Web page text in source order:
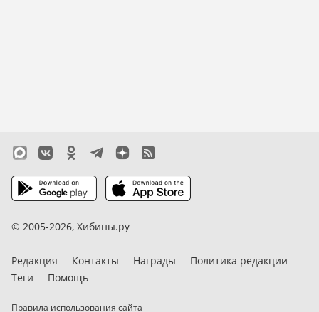
© 2005-2026, Хибины.ру
Редакция Контакты Награды
Политика редакции
Теги
Помощь
Правила использования сайта